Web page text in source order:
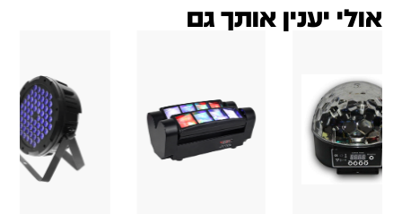
אולי יענין אותך גם